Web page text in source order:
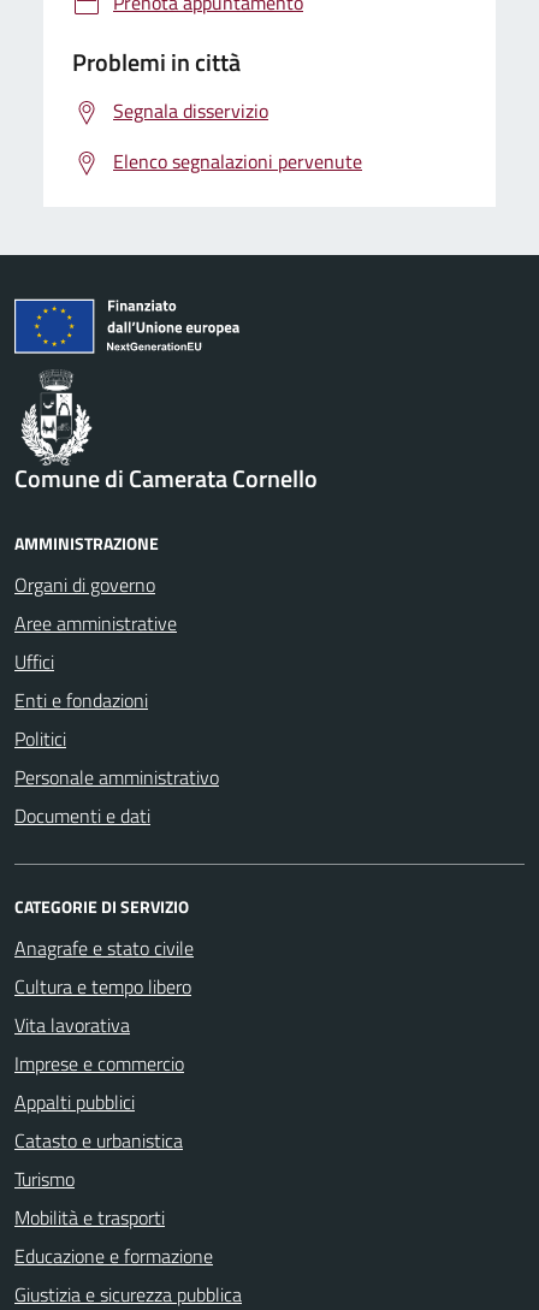
Problemi in città
Segnala disservizio
Elenco segnalazioni pervenute
Comune di Camerata Cornello
AMMINISTRAZIONE
Organi di governo
Aree amministrative
Uffici
Enti e fondazioni
Politici
Personale amministrativo
Documenti e dati
CATEGORIE DI SERVIZIO
Anagrafe e stato civile
Cultura e tempo libero
Vita lavorativa
Imprese e commercio
Appalti pubblici
Catasto e urbanistica
Turismo
Mobilità e trasporti
Educazione e formazione
Giustizia e sicurezza pubblica